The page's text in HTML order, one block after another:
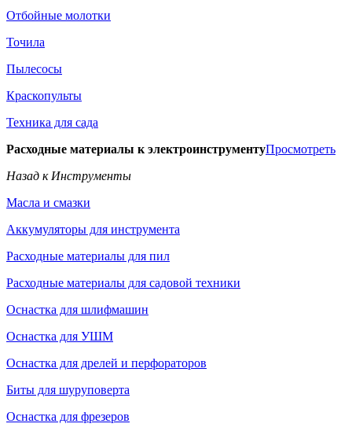
Отбойные молотки
Точила
Пылесосы
Краскопульты
Техника для сада
Расходные материалы к электроинструментуПросмотреть
Назад к Инструменты
Масла и смазки
Аккумуляторы для инструмента
Расходные материалы для пил
Расходные материалы для садовой техники
Оснастка для шлифмашин
Оснастка для УШМ
Оснастка для дрелей и перфораторов
Биты для шуруповерта
Оснастка для фрезеров